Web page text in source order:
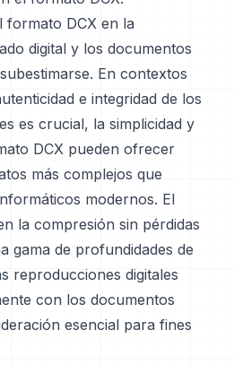
formato DCX en la
digital y los documentos
En contextos
e integridad de los
es crucial, la simplicidad y
DCX pueden ofrecer
más complejos que
modernos. El
la compresión sin pérdidas
gama de profundidades de
reproducciones digitales
con los documentos
esencial para fines